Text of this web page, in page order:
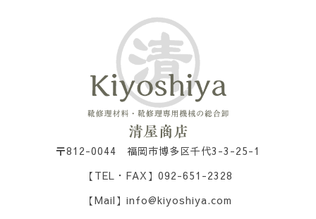
〒812-0044 福岡市博多区千代3-3-25-1
【TEL・FAX】092-651-2328
【Mail】info@kiyoshiya.com